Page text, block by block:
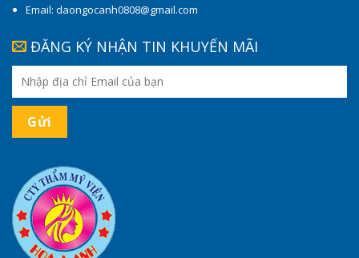
Email: daongocanh0808@gmail.com
ĐĂNG KÝ NHẬN TIN KHUYẾN MÃI